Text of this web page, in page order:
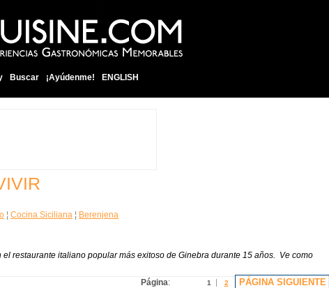
Buscar ¡Ayúdenme! ENGLISH
¦ Cocina Siciliana ¦ Berenjena
restaurante italiano popular más exitoso de Ginebra durante 15 años. Ve como
Página: 1 2 PÁGINA SIGUIENTE